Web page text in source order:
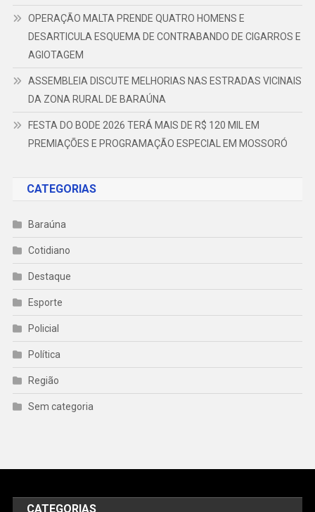
OPERAÇÃO MALTA PRENDE QUATRO HOMENS E
DESARTICULA ESQUEMA DE CONTRABANDO DE CIGARROS E
AGIOTAGEM
ASSEMBLEIA DISCUTE MELHORIAS NAS ESTRADAS VICINAIS
DA ZONA RURAL DE BARAÚNA
FESTA DO BODE 2026 TERÁ MAIS DE R$ 120 MIL EM
PREMIAÇÕES E PROGRAMAÇÃO ESPECIAL EM MOSSORÓ
CATEGORIAS
Baraúna
Cotidiano
Destaque
Esporte
Policial
Política
Região
Sem categoria
CATEGORIAS